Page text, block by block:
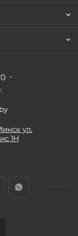
ул.
1Н